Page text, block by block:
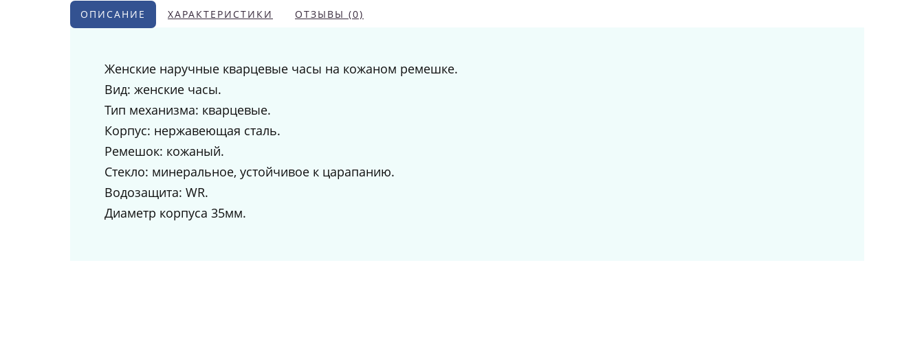
ОПИСАНИЕ ХАРАКТЕРИСТИКИ ОТЗЫВЫ (0)
Женские наручные кварцевые часы на кожаном ремешке.
Вид: женские часы.
Тип механизма: кварцевые.
Корпус: нержавеющая сталь.
Ремешок: кожаный.
Стекло: минеральное, устойчивое к царапанию.
Водозащита: WR.
Диаметр корпуса 35мм.